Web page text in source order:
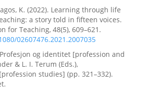
K. (2022). Learning through life
a story told in fifteen voices.
for Teaching, 48(5), 609–621.
02607476.2021.2007035
Profesjon og identitet [profession and
& L. I. Terum (Eds.),
studies] (pp. 321–332).